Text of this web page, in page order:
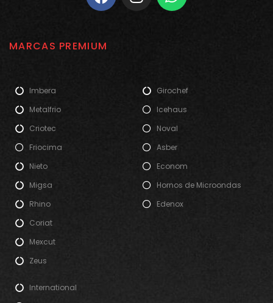
MARCAS PREMIUM
Imbera
Metalfrio
Criotec
Friocima
Nieto
Migsa
Rhino
Coriat
Mexcut
Zeus
Girochef
Icehaus
Noval
Asber
Econom
Hornos de Microondas
Edenox
International